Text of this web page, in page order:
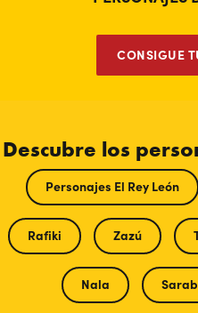
CONSIGUE
Descubre los
Personajes El Rey León
Rafiki Zazú
Nala